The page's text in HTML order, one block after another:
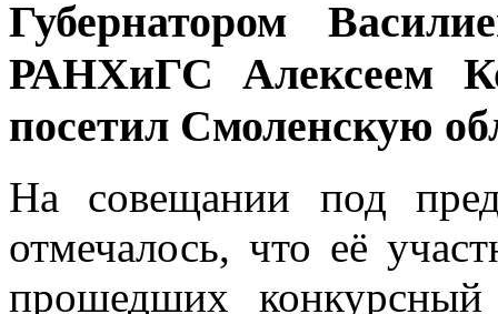
Губернатором
РАНХиГС Алексеем
посетил Смоленскую
На совещании под
отмечалось, что её
прошедших